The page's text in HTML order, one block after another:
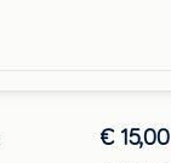
€ 15,00